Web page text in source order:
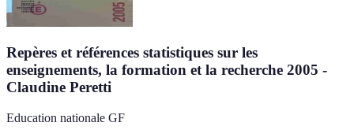
Repères et références statistiques sur les
enseignements, la formation et la recherche 2005 -
Claudine Peretti
Education nationale GF